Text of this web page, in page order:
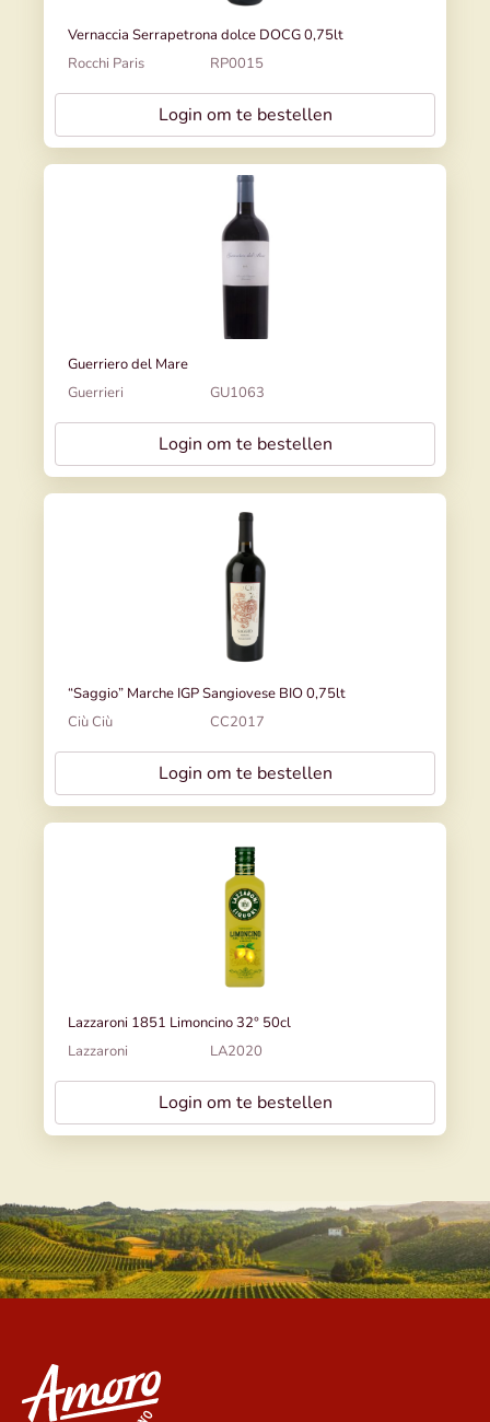
Vernaccia Serrapetrona dolce DOCG 0,75lt
Rocchi Paris
RP0015
Login om te bestellen
Guerriero del Mare
Guerrieri
GU1063
Login om te bestellen
“Saggio” Marche IGP Sangiovese BIO 0,75lt
Ciù Ciù
CC2017
Login om te bestellen
Lazzaroni 1851 Limoncino 32° 50cl
Lazzaroni
LA2020
Login om te bestellen